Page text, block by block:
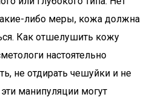
либо меры, кожа должна
Как отшелушить кожу
настоятельно
не отдирать чешуйки и не
манипуляции могут